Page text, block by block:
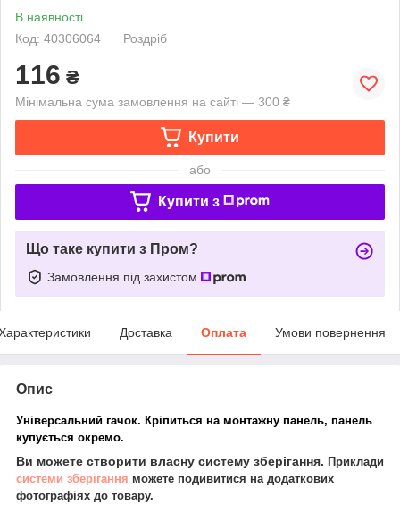
В наявності
Код: 40306064
Роздріб
116 ₴
Мінімальна сума замовлення на сайті — 300 ₴
Купити
або
Купити з
Що таке купити з Пром?
Замовлення під захистом
Доставка Оплата Умови повернення
Опис
Універсальний гачок. Кріпиться на монтажну панель, панель
купується окремо.
Ви можете створити власну систему зберігання. Приклади
системи зберігання можете подивитися на додаткових
фотографіях до товару.